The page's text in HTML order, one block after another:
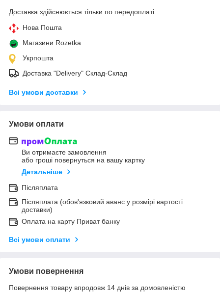
Доставка здійснюється тільки по передоплаті.
Нова Пошта
Магазини Rozetka
Укрпошта
Доставка "Delivery" Склад-Склад
Всі умови доставки
Умови оплати
Ви отримаєте замовлення
або гроші повернуться на вашу картку
Детальніше
Післяплата
Післяплата (обов'язковий аванс у розмірі вартості
доставки)
Оплата на карту Приват банку
Всі умови оплати
Умови повернення
Повернення товару впродовж 14 днів за домовленістю